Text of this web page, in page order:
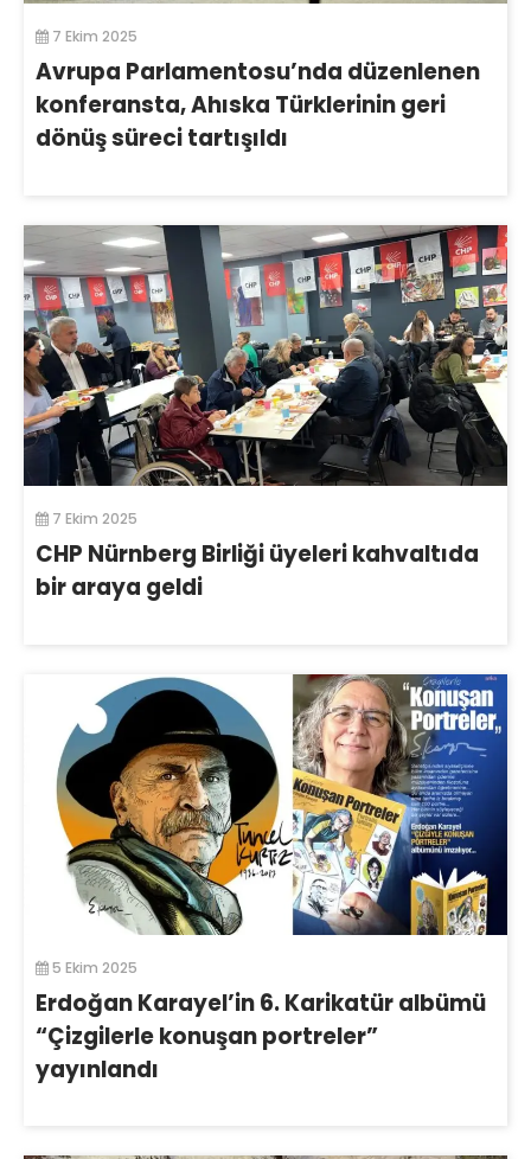
7 Ekim 2025
Avrupa Parlamentosu’nda düzenlenen
konferansta, Ahıska Türklerinin geri
dönüş süreci tartışıldı
7 Ekim 2025
CHP Nürnberg Birliği üyeleri kahvaltıda
bir araya geldi
5 Ekim 2025
Erdoğan Karayel’in 6. Karikatür albümü
“Çizgilerle konuşan portreler”
yayınlandı